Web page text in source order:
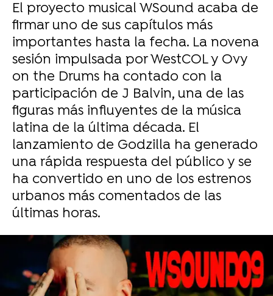
El proyecto musical WSound acaba de
firmar uno de sus capítulos más
importantes hasta la fecha. La novena
sesión impulsada por WestCOL y Ovy
on the Drums ha contado con la
participación de J Balvin, una de las
figuras más influyentes de la música
latina de la última década. El
lanzamiento de Godzilla ha generado
una rápida respuesta del público y se
ha convertido en uno de los estrenos
urbanos más comentados de las
últimas horas.